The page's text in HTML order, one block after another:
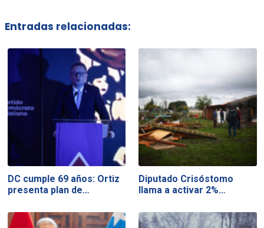
Entradas relacionadas:
DC cumple 69 años: Ortiz
presenta plan de…
Diputado Crisóstomo
llama a activar 2%…